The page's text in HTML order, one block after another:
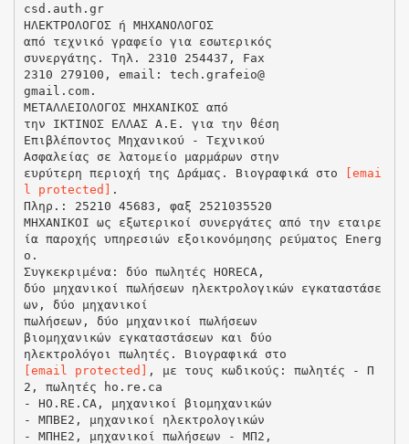
csd.auth.gr
ΗΛΕΚΤΡΟΛΟΓΟΣ ή ΜΗΧΑΝΟΛΟΓΟΣ
από τεχνικό γραφείο για εσωτερικός
συνεργάτης. Τηλ. 2310 254437, Fax
2310 279100, email: tech.grafeio@
gmail.com.
ΜΕΤΑΛΛΕΙΟΛΟΓΟΣ ΜΗΧΑΝΙΚΟΣ από
την ΙΚΤΙΝΟΣ ΕΛΛΑΣ Α.Ε. για την θέση
Επιβλέποντος Μηχανικού - Τεχνικού
Ασφαλείας σε λατομείο μαρμάρων στην
ευρύτερη περιοχή της Δράμας. Βιογραφικά στο
[emai
l protected] .
Πληρ.: 25210 45683, φαξ 2521035520
ΜΗΧΑΝΙΚΟΙ ως εξωτερικοί συνεργάτες από την εταιρε
ία παροχής υπηρεσιών εξοικονόμησης ρεύματος Energ
o.
Συγκεκριμένα: δύο πωλητές HORECA,
δύο μηχανικοί πωλήσεων ηλεκτρολογικών εγκαταστάσε
ων, δύο μηχανικοί
πωλήσεων, δύο μηχανικοί πωλήσεων
βιομηχανικών εγκαταστάσεων και δύο
[email protected] , με τους κωδικούς: πωλητές - Π
2, πωλητές ho.re.ca
- HO.RE.CA, μηχανικοί βιομηχανικών
- ΜΠΒΕ2, μηχανικοί ηλεκτρολογικών
- ΜΠΗΕ2, μηχανικοί πωλήσεων - ΜΠ2,